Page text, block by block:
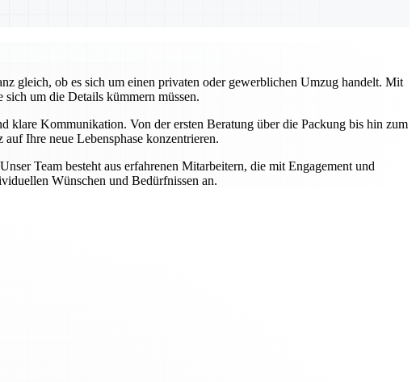
gleich, ob es sich um einen privaten oder gewerblichen Umzug handelt. Mit
um die Details kümmern müssen.
klare Kommunikation. Von der ersten Beratung über die Packung bis hin zum
Ihre neue Lebensphase konzentrieren.
Team besteht aus erfahrenen Mitarbeitern, die mit Engagement und
Wünschen und Bedürfnissen an.